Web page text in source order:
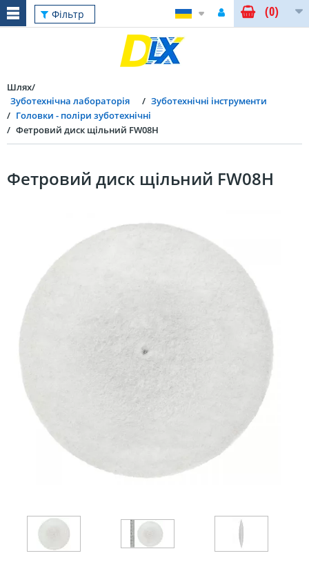
Фільтр (0)
Шлях
Зуботехнічна лабораторія
Зуботехнічні інструменти
Головки - поліри зуботехнічні
Фетровий диск щільний FW08H
Фетровий диск щільний FW08H